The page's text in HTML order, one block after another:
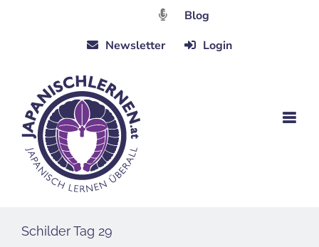
Blog
Newsletter
Login
Schilder Tag 29